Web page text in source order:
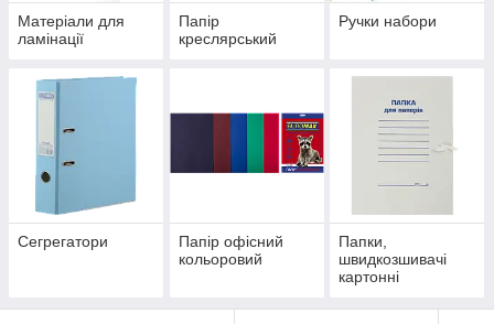
Матеріали для
ламінації
Папір
креслярський
Ручки набори
Сегрегатори
Папір офісний
кольоровий
Папки,
швидкозшивачі
картонні